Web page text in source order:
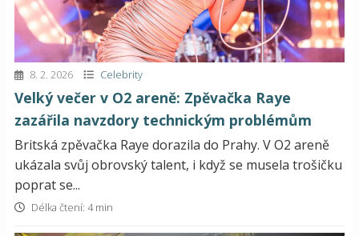
8. 2. 2026 Celebrity
Velký večer v O2 areně: Zpěvačka Raye
zazářila navzdory technickým problémům
Britská zpěvačka Raye dorazila do Prahy. V O2 areně
ukázala svůj obrovský talent, i když se musela trošičku
poprat se...
Délka čtení: 4 min